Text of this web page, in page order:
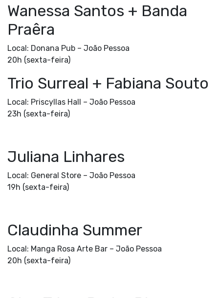
Wanessa Santos + Banda
Praêra
Local: Donana Pub – João Pessoa
20h (sexta-feira)
Trio Surreal + Fabiana Souto
Local: Priscyllas Hall – João Pessoa
23h (sexta-feira)
Juliana Linhares
Local: General Store – João Pessoa
19h (sexta-feira)
Claudinha Summer
Local: Manga Rosa Arte Bar – João Pessoa
20h (sexta-feira)